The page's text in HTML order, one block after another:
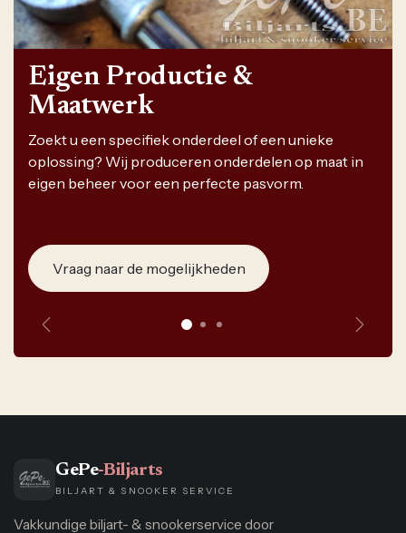
Eigen Productie &
Maatwerk
Zoekt u een specifiek onderdeel of een unieke
oplossing? Wij produceren onderdelen op maat in
eigen beheer voor een perfecte pasvorm.
Vraag naar de mogelijkheden
Vorige
GePe-Biljarts
BILJART & SNOOKER SERVICE
Vakkundige biljart- & snookerservice door